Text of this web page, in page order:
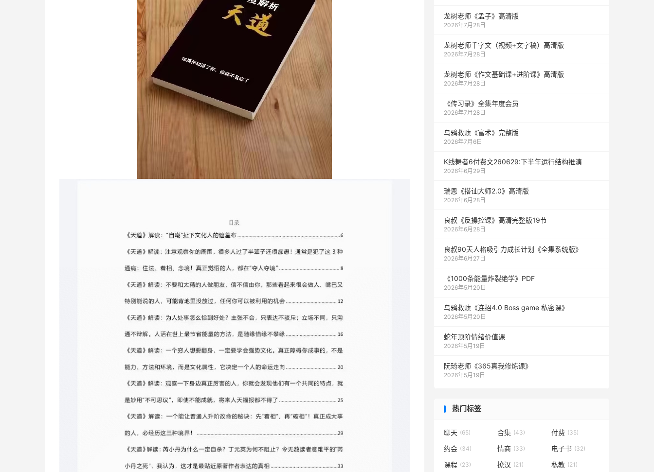
龙树老师《孟子》高清版
2026年7月28日
龙树老师千字文（视频+文字稿）高清版
2026年7月28日
龙树老师《作文基础课+进阶课》高清版
2026年7月28日
《传习录》全集年度会员
2026年7月28日
乌鸦救赎《富术》完整版
2026年7月6日
K线舞者6付费文260629:下半年运行结构推演
2026年6月29日
瑞恩《搭讪大师2.0》高清版
2026年6月28日
良叔《反操控课》高清完整版19节
2026年6月28日
良叔90天人格吸引力成长计划《全集系统版》
2026年6月27日
《1000‮能条‬‎量‮裂炸‬‎绝学》PDF
2026年5月20日
乌鸦救赎《连招4.0 Boss game 私密课》
2026年5月20日
蛇年顶阶情绪价值课
2026年5月19日
阮琦老师《365真我修炼课》
2026年5月19日
热门标签
聊天 (65) 合集 (43) 付费 (35)
约会 (34) 情商 (33) 电子书 (32)
课程 (23) 撩汉 (21) 私教 (21)